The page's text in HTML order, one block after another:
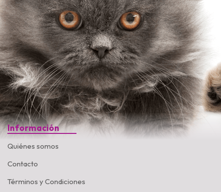
Información
Quiénes somos
Contacto
Términos y Condiciones